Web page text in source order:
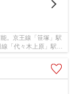
。京王線「笹塚」駅
「代々木上原」駅や